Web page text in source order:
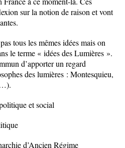
sur la notion de raison et vont
tous les mêmes idées mais on
le terme « idées des Lumières ».
d’apporter un regard
des lumières : Montesquieu,
et social
d’Ancien Régime